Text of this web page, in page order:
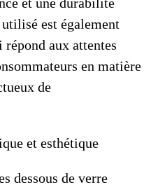
est également
aux attentes
en matière
de
et esthétique
dessous de verre